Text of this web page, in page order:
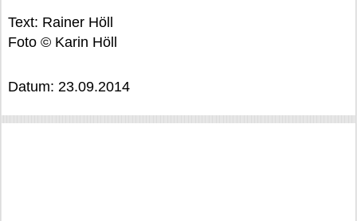
Text: Rainer Höll
Foto © Karin Höll
Datum: 23.09.2014